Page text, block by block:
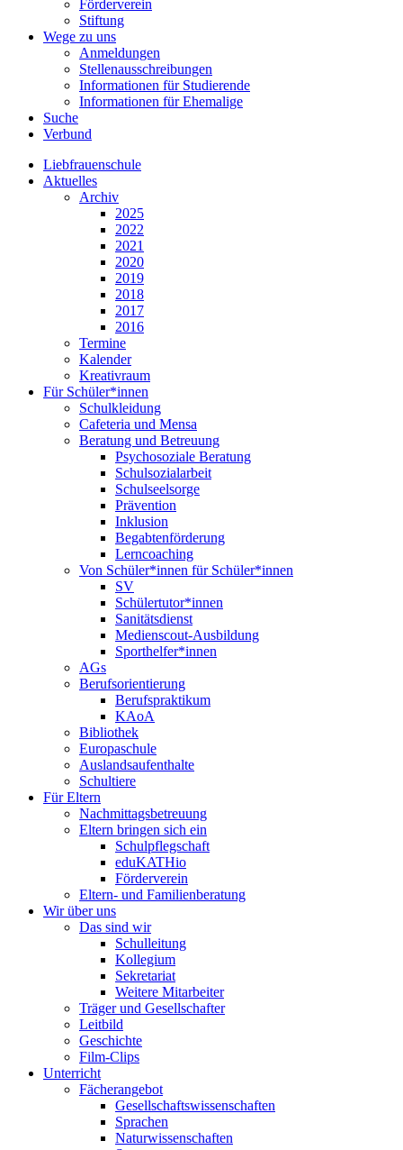
Förderverein
Stiftung
Wege zu uns
Anmeldungen
Stellenausschreibungen
Informationen für Studierende
Informationen für Ehemalige
Suche
Verbund
Liebfrauenschule
Aktuelles
Archiv
2025
2022
2021
2020
2019
2018
2017
2016
Termine
Kalender
Kreativraum
Für Schüler*innen
Schulkleidung
Cafeteria und Mensa
Beratung und Betreuung
Psychosoziale Beratung
Schulsozialarbeit
Schulseelsorge
Prävention
Inklusion
Begabtenförderung
Lerncoaching
Von Schüler*innen für Schüler*innen
SV
Schülertutor*innen
Sanitätsdienst
Medienscout-Ausbildung
Sporthelfer*innen
AGs
Berufsorientierung
Berufspraktikum
KAoA
Bibliothek
Europaschule
Auslandsaufenthalte
Schultiere
Für Eltern
Nachmittagsbetreuung
Eltern bringen sich ein
Schulpflegschaft
eduKATHio
Förderverein
Eltern- und Familienberatung
Wir über uns
Das sind wir
Schulleitung
Kollegium
Sekretariat
Weitere Mitarbeiter
Träger und Gesellschafter
Leitbild
Geschichte
Film-Clips
Unterricht
Fächerangebot
Gesellschaftswissenschaften
Sprachen
Naturwissenschaften